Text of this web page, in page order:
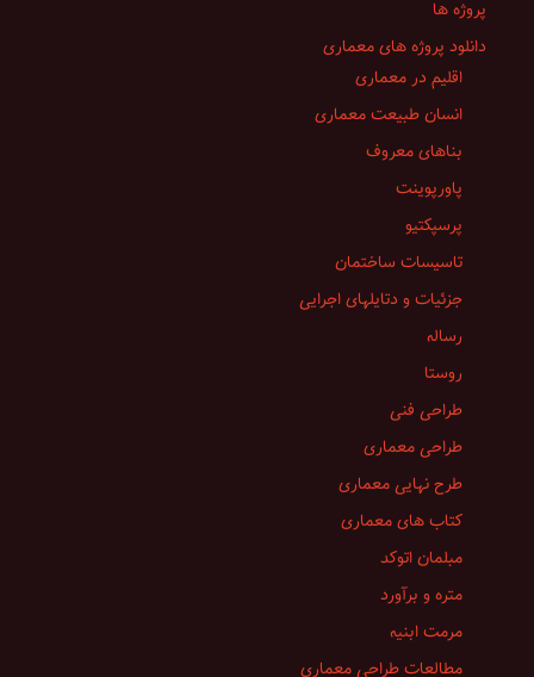
پروژه ها
دانلود پروژه های معماری
اقلیم در معماری
انسان طبیعت معماری
بناهای معروف
پاورپوینت
پرسپکتیو
تاسیسات ساختمان
جزئیات و دتایلهای اجرایی
رساله
روستا
طراحی فنی
طراحی معماری
طرح نهایی معماری
کتاب های معماری
مبلمان اتوکد
متره و برآورد
مرمت ابنیه
مطالعات طراحی معماری